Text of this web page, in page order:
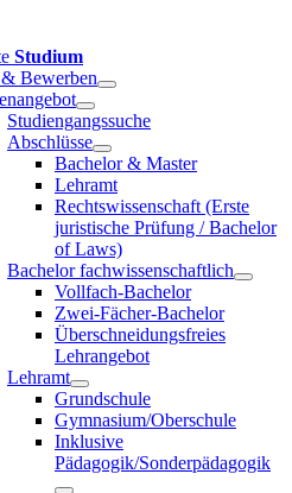
Studium
Bewerben
Studiengangssuche
Abschlüsse
Bachelor & Master
Lehramt
Rechtswissenschaft (Erste
juristische Prüfung / Bachelor
of Laws)
Bachelor fachwissenschaftlich
Vollfach-Bachelor
Zwei-Fächer-Bachelor
Überschneidungsfreies
Lehrangebot
Lehramt
Grundschule
Gymnasium/Oberschule
Inklusive
Pädagogik/Sonderpädagogik